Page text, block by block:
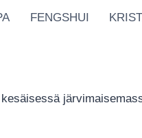
FENGSHUI